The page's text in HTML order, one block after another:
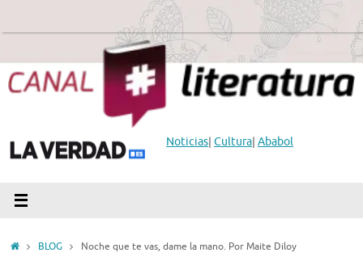
Noticias| Cultura| Ababol
InicioBLOG Noche que te vas, dame la mano. Por Maite Diloy